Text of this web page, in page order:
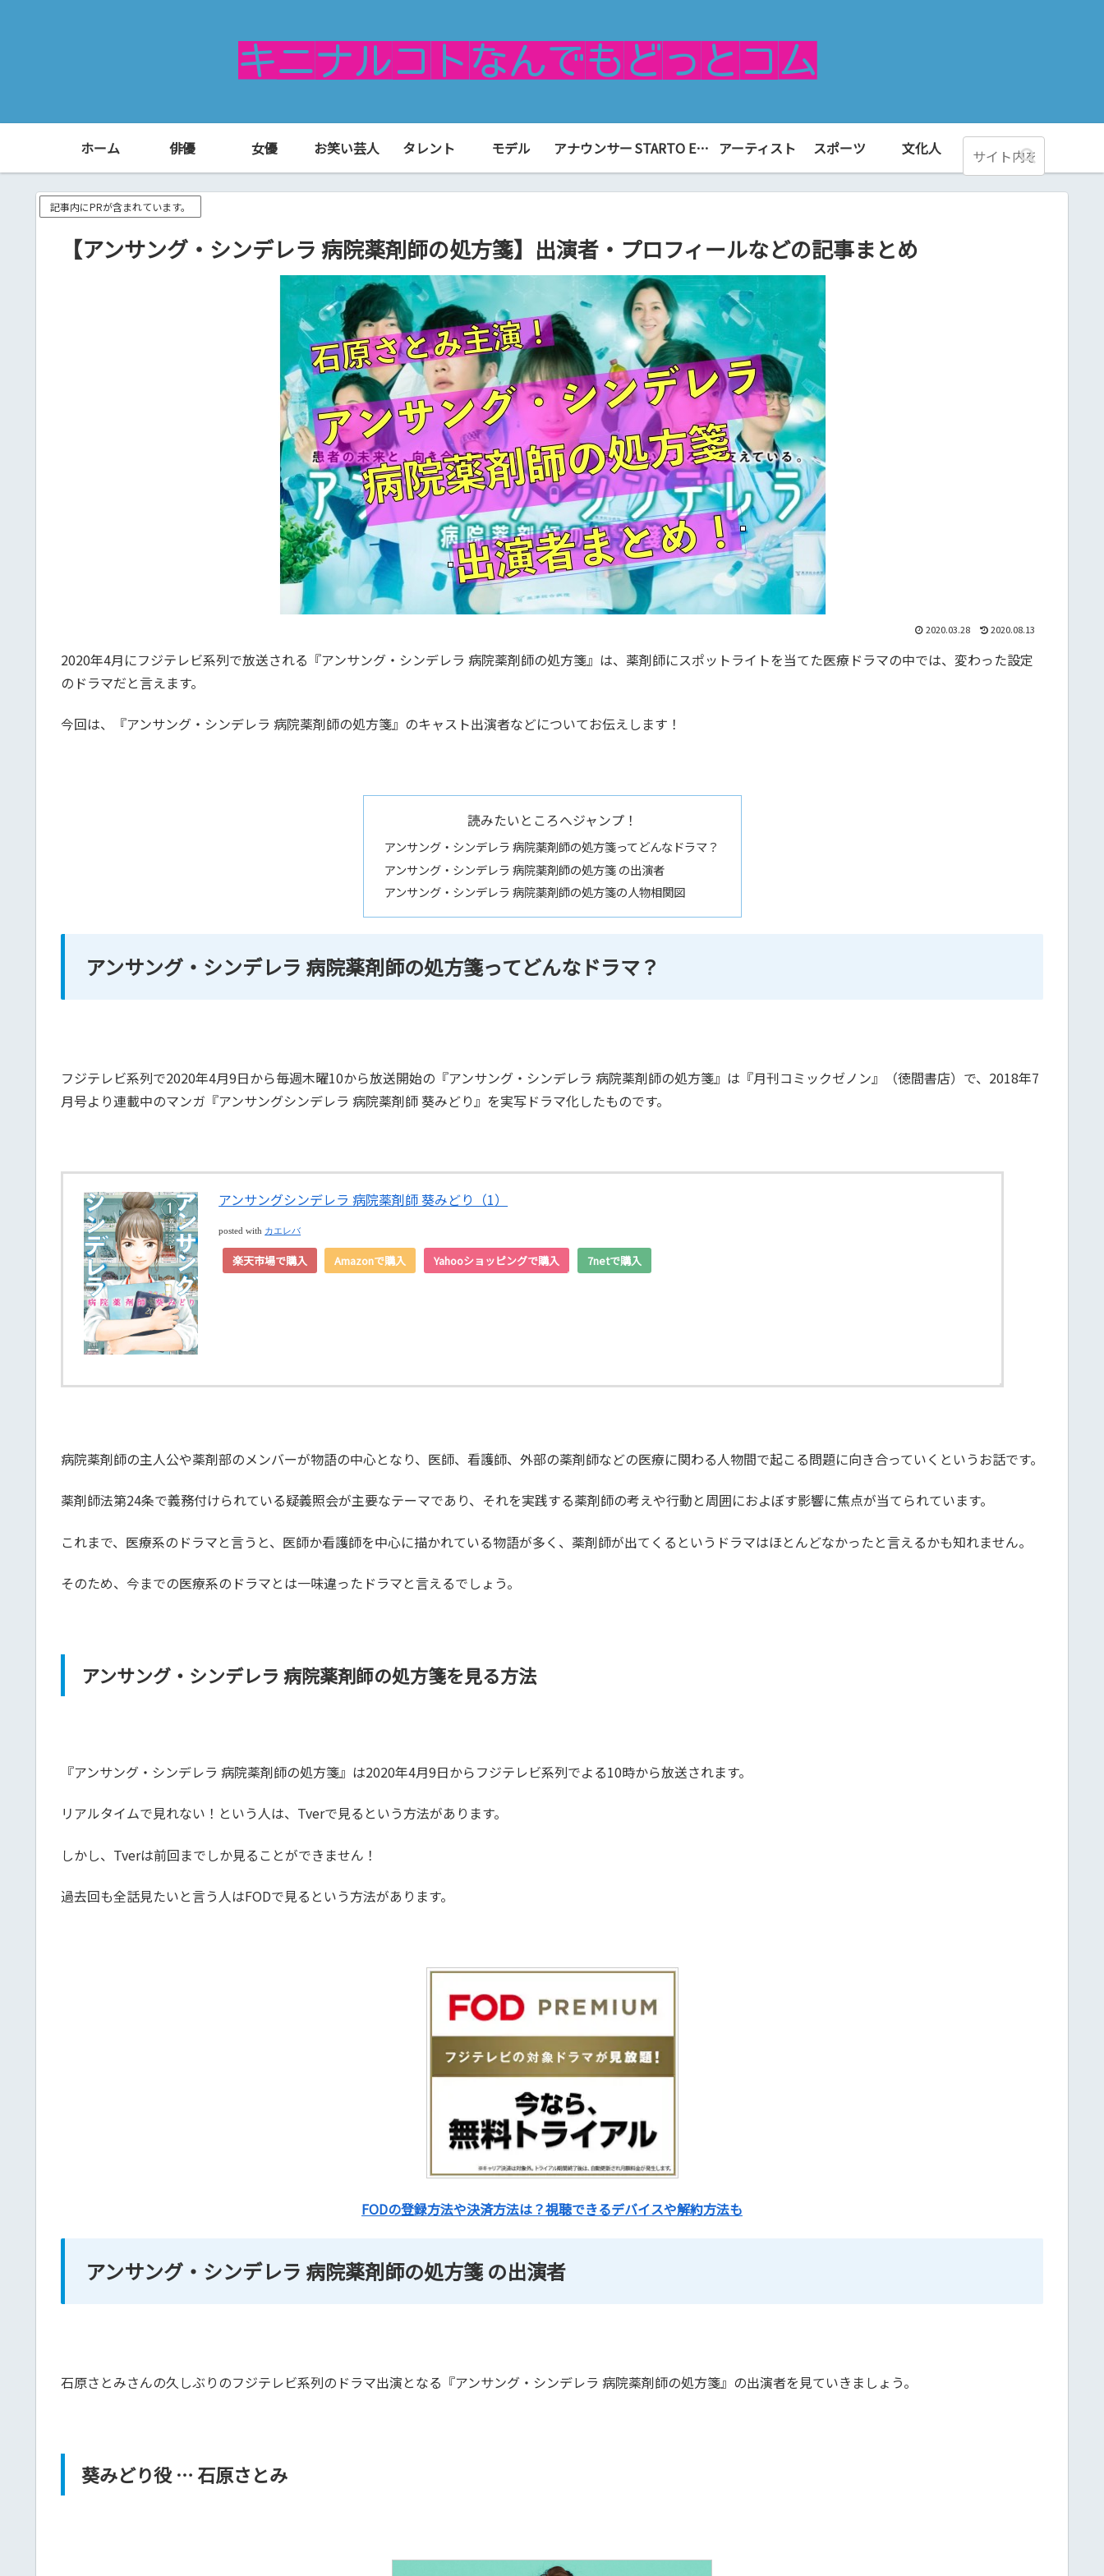
ホーム 俳優 女優 お笑い芸人 タレント モデル アナウンサー STARTO ENTERTAINMENT（旧ジャニーズ） アーティスト スポーツ 文化人
記事内にPRが含まれています。
【アンサング・シンデレラ 病院薬剤師の処方箋】出演者・プロフィールなどの記事まとめ
2020.03.28 2020.08.13
2020年4月にフジテレビ系列で放送される『アンサング・シンデレラ 病院薬剤師の処方箋』は、薬剤師にスポットライトを当てた医療ドラマの中では、変わった設定
のドラマだと言えます。
今回は、『アンサング・シンデレラ 病院薬剤師の処方箋』のキャスト出演者などについてお伝えします！
読みたいところへジャンプ！
アンサング・シンデレラ 病院薬剤師の処方箋ってどんなドラマ？
アンサング・シンデレラ 病院薬剤師の処方箋 の出演者
アンサング・シンデレラ 病院薬剤師の処方箋の人物相関図
アンサング・シンデレラ 病院薬剤師の処方箋ってどんなドラマ？
フジテレビ系列で2020年4月9日から毎週木曜10から放送開始の『アンサング・シンデレラ 病院薬剤師の処方箋』は『月刊コミックゼノン』（徳間書店）で、2018年7
月号より連載中のマンガ『アンサングシンデレラ 病院薬剤師 葵みどり』を実写ドラマ化したものです。
アンサングシンデレラ 病院薬剤師 葵みどり（1）
posted with カエレバ
楽天市場で購入 Amazonで購入 Yahooショッピングで購入 7netで購入
病院薬剤師の主人公や薬剤部のメンバーが物語の中心となり、医師、看護師、外部の薬剤師などの医療に関わる人物間で起こる問題に向き合っていくというお話です。
薬剤師法第24条で義務付けられている疑義照会が主要なテーマであり、それを実践する薬剤師の考えや行動と周囲におよぼす影響に焦点が当てられています。
これまで、医療系のドラマと言うと、医師か看護師を中心に描かれている物語が多く、薬剤師が出てくるというドラマはほとんどなかったと言えるかも知れません。
そのため、今までの医療系のドラマとは一味違ったドラマと言えるでしょう。
アンサング・シンデレラ 病院薬剤師の処方箋を見る方法
『アンサング・シンデレラ 病院薬剤師の処方箋』は2020年4月9日からフジテレビ系列でよる10時から放送されます。
リアルタイムで見れない！という人は、Tverで見るという方法があります。
しかし、Tverは前回までしか見ることができません！
過去回も全話見たいと言う人はFODで見るという方法があります。
FODの登録方法や決済方法は？視聴できるデバイスや解約方法も
アンサング・シンデレラ 病院薬剤師の処方箋 の出演者
石原さとみさんの久しぶりのフジテレビ系列のドラマ出演となる『アンサング・シンデレラ 病院薬剤師の処方箋』の出演者を見ていきましょう。
葵みどり役 … 石原さとみ